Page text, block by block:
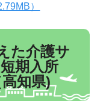
）
た介護サ
期入所
知県)